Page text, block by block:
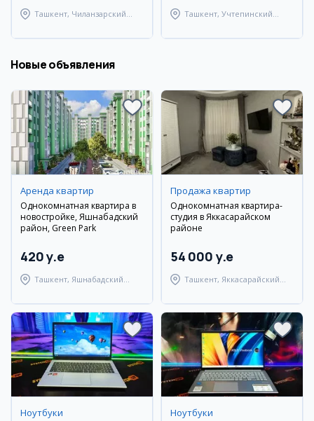
Ташкент, Чиланзарский
Ташкент, Учтепинский
Новые объявления
Аренда квартир
Однокомнатная квартира в
новостройке, Яшнабадский
район, Green Park
420 y.e
Ташкент, Яшнабадский
Продажа квартир
Однокомнатная квартира-
студия в Яккасарайском
районе
54 000 y.e
Ташкент, Яккасарайский
Ноутбуки Ноутбуки